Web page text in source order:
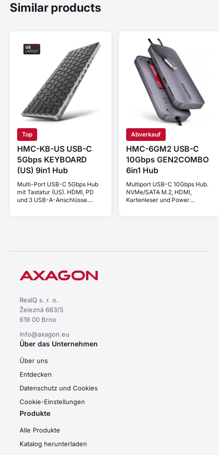
Similar products
Top
HMC-KB-US USB-C
5Gbps KEYBOARD
(US) 9in1 Hub
Multi-Port USB-C 5Gbps Hub
mit Tastatur (US). HDMI, PD
und 3 USB-A-Anschlüsse.
Abverkauf
HMC-6GM2 USB-C
10Gbps GEN2COMBO
6in1 Hub
Multiport USB-C 10Gbps Hub.
NVMe/SATA M.2, HDMI,
Kartenleser und Power
RealQ s. r. o.
Železná 663/5
619 00 Brno
info@axagon.eu
Über das Unternehmen
Über uns
Entdecken
Datenschutz und Cookies
Cookie-Einstellungen
Produkte
Alle Produkte
Katalog herunterladen